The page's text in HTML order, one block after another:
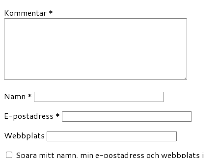
Kommentar *
Namn *
E-postadress *
Webbplats
Spara mitt namn, min e-postadress och webbplats i